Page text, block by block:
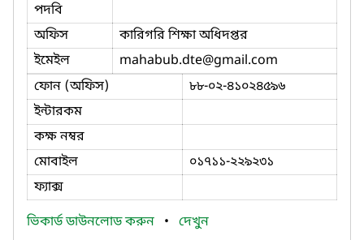
পদবি
অফিস
কারিগরি শিক্ষা অধিদপ্তর
ইমেইল
mahabub.dte@gmail.com
ফোন (অফিস)
৮৮-০২-৪১০২৪৫৯৬
ইন্টারকম
কক্ষ নম্বর
মোবাইল
০১৭১১-২২৯২৩১
ফ্যাক্স
ভিকার্ড ডাউনলোড করুন • দেখুন